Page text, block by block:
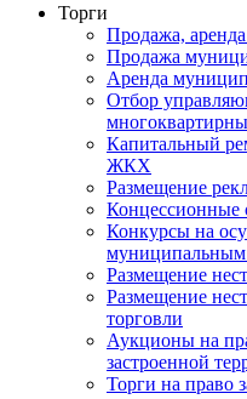
Торги
Продажа,
Продажа
Аренда
Отбор
Капитальный
ЖКХ
Размещение
Концессионные
Конкурсы на
Размещение
Размещение
торговли
Аукционы на
застроенной
Торги на право